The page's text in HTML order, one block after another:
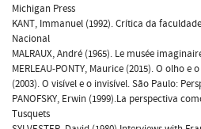
Michigan Press
KANT, Immanuel (1992). Crítica da
Nacional
MALRAUX, André (1965). Le musée
MERLEAU-PONTY, Maurice (2015). O olho e
(2003). O visível e o invisível. São Paulo:
PANOFSKY, Erwin (1999).La perspectiva
Tusquets